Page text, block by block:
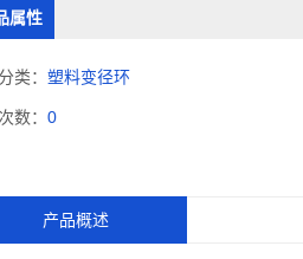
属性
类：塑料变径环
数：0
产品概述